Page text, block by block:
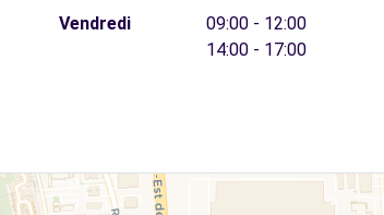
Vendredi
09:00 - 12:00
14:00 - 17:00